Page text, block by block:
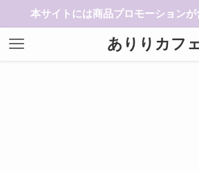
本サイトには商品プロモーション
ありりカフ